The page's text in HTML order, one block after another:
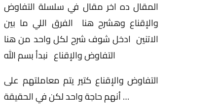
المقال ده اخر مقال في سلسلة التفاوض
والإقناع وهشرح هنا الفرق اللي ما بين
الاتنين ادخل شوف شرح لكل واحد من هنا
التفاوض والإقناع كتير يتم معاملتهم على
أنهم حاجة واحد لكن في الحقيقة …